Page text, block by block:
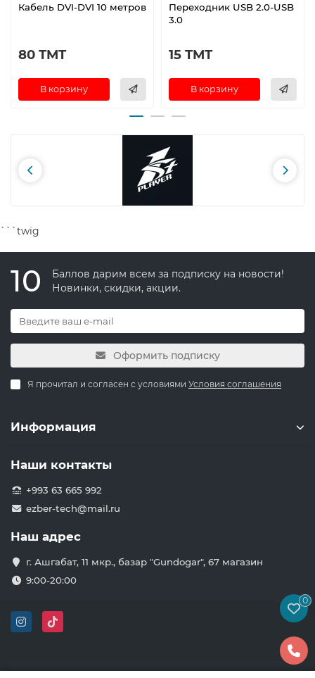
Кабель DVI-DVI 10 метров
80 TMT
В корзину
Переходник USB 2.0-USB
3.0
15 TMT
В корзину
```twig
10
Баллов дарим всем за подписку на новости!
Новинки, скидки, акции.
Оформить подписку
Я прочитал и согласен с условиями Условия соглашения
Информация
Наши контакты
+993 63 665 992
ezber-tech@mail.ru
Наш адрес
г. Ашгабат, 11 мкр., базар "Gundogar", 67 магазин
9:00-20:00
0